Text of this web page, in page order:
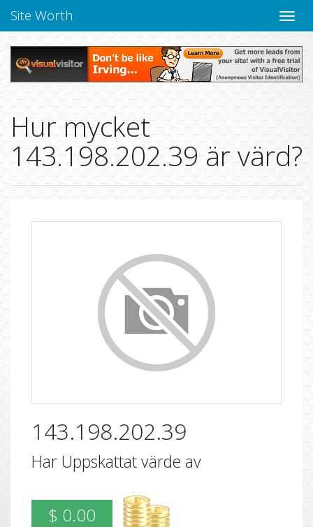
Toggle
Site Worth
Hur mycket
143.198.202.39 är värd?
143.198.202.39
Har Uppskattat värde av
$ 0.00